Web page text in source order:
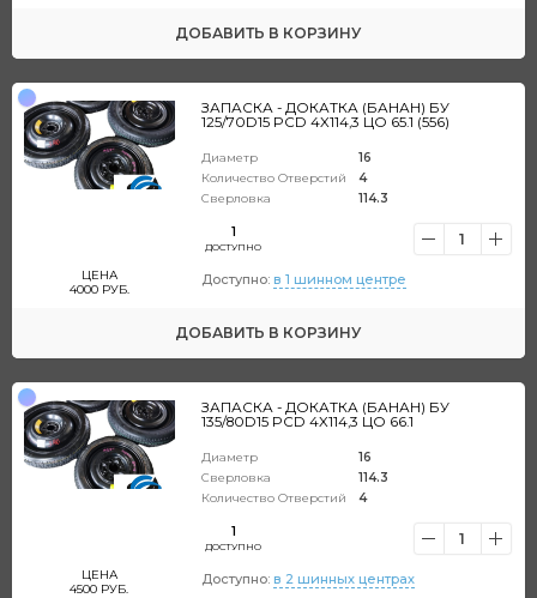
ДОБАВИТЬ В КОРЗИНУ
ЦЕНА
4000РУБ.
ЗАПАСКА - ДОКАТКА (БАНАН) БУ
125/70D15 PCD 4X114,3 ЦО 65.1 (556)
Диаметр
Количество Отверстий
Сверловка
16
4
114.3
1
ДОСТУПНО 1
Доступно: в 1 шинном центре
ДОБАВИТЬ В КОРЗИНУ
ЦЕНА
4500 РУБ.
ЗАПАСКА - ДОКАТКА (БАНАН) БУ
135/80D15 PCD 4X114,3 ЦО 66.1
Диаметр
Сверловка
Количество Отверстий
16
114.3
4
1
ДОСТУПНО 1
Доступно: в 2 шинных центрах